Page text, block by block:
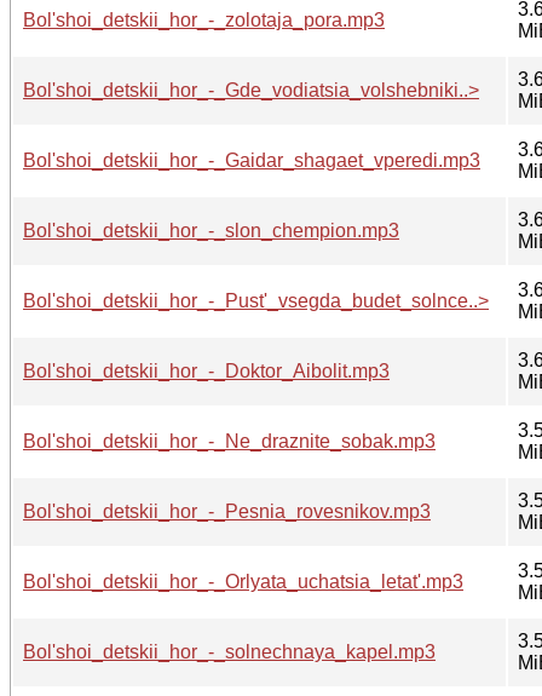
Bol'shoi_detskii_hor_-_zolotaja_pora.mp3
Bol'shoi_detskii_hor_-_Gde_vodiatsia_volshebniki..>
Bol'shoi_detskii_hor_-_Gaidar_shagaet_vperedi.mp3
Bol'shoi_detskii_hor_-_slon_chempion.mp3
Bol'shoi_detskii_hor_-_Pust'_vsegda_budet_solnce..>
Bol'shoi_detskii_hor_-_Doktor_Aibolit.mp3
Bol'shoi_detskii_hor_-_Ne_draznite_sobak.mp3
Bol'shoi_detskii_hor_-_Pesnia_rovesnikov.mp3
Bol'shoi_detskii_hor_-_Orlyata_uchatsia_letat'.mp3
Bol'shoi_detskii_hor_-_solnechnaya_kapel.mp3